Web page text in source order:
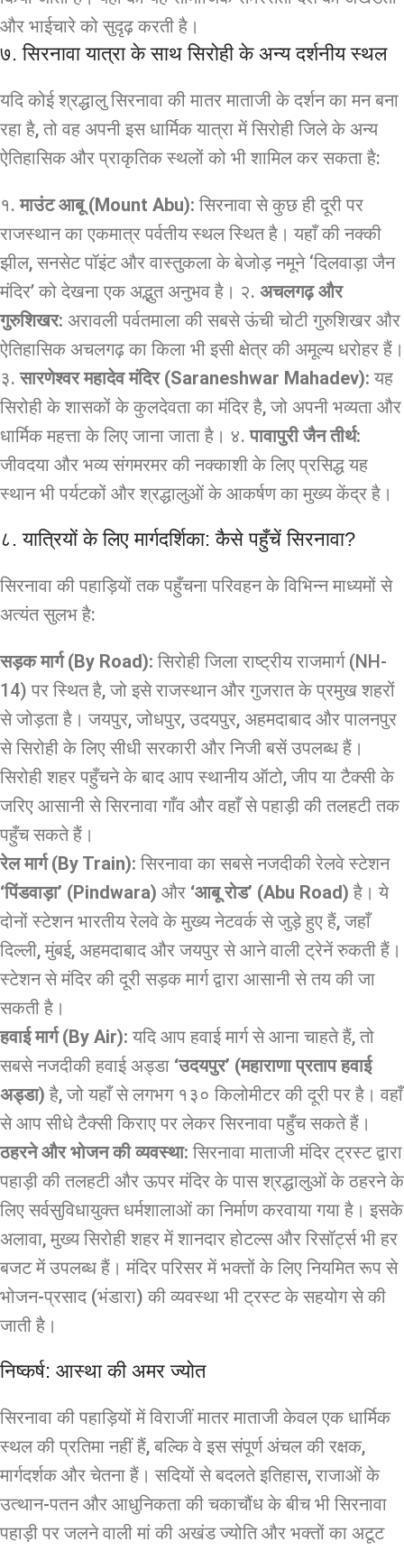
और भाईचारे को सुदृढ़ करती है।
७. सिरनावा यात्रा के साथ सिरोही के अन्य दर्शनीय स्थल
यदि कोई श्रद्धालु सिरनावा की मातर माताजी के दर्शन का मन बना
रहा है, तो वह अपनी इस धार्मिक यात्रा में सिरोही जिले के अन्य
ऐतिहासिक और प्राकृतिक स्थलों को भी शामिल कर सकता है:
१.माउंट आबू (Mount Abu): सिरनावा से कुछ ही दूरी पर
राजस्थान का एकमात्र पर्वतीय स्थल स्थित है। यहाँ की नक्की
झील, सनसेट पॉइंट और वास्तुकला के बेजोड़ नमूने ‘दिलवाड़ा जैन
मंदिर’ को देखना एक अद्भुत अनुभव है। २. अचलगढ़ और
गुरुशिखर: अरावली पर्वतमाला की सबसे ऊंची चोटी गुरुशिखर और
ऐतिहासिक अचलगढ़ का किला भी इसी क्षेत्र की अमूल्य धरोहर हैं।
३.सारणेश्वर महादेव मंदिर (Saraneshwar Mahadev): यह
सिरोही के शासकों के कुलदेवता का मंदिर है, जो अपनी भव्यता और
धार्मिक महत्ता के लिए जाना जाता है। ४.पावापुरी जैन तीर्थ:
जीवदया और भव्य संगमरमर की नक्काशी के लिए प्रसिद्ध यह
स्थान भी पर्यटकों और श्रद्धालुओं के आकर्षण का मुख्य केंद्र है।
८. यात्रियों के लिए मार्गदर्शिका: कैसे पहुँचें सिरनावा?
सिरनावा की पहाड़ियों तक पहुँचना परिवहन के विभिन्न माध्यमों से
अत्यंत सुलभ है:
सड़क मार्ग (By Road): सिरोही जिला राष्ट्रीय राजमार्ग (NH-
14) पर स्थित है, जो इसे राजस्थान और गुजरात के प्रमुख शहरों
से जोड़ता है। जयपुर, जोधपुर, उदयपुर, अहमदाबाद और पालनपुर
से सिरोही के लिए सीधी सरकारी और निजी बसें उपलब्ध हैं।
सिरोही शहर पहुँचने के बाद आप स्थानीय ऑटो, जीप या टैक्सी के
जरिए आसानी से सिरनावा गाँव और वहाँ से पहाड़ी की तलहटी तक
पहुँच सकते हैं।
रेल मार्ग (By Train): सिरनावा का सबसे नजदीकी रेलवे स्टेशन
‘पिंडवाड़ा’ (Pindwara) और ‘आबू रोड’ (Abu Road) है। ये
दोनों स्टेशन भारतीय रेलवे के मुख्य नेटवर्क से जुड़े हुए हैं, जहाँ
दिल्ली, मुंबई, अहमदाबाद और जयपुर से आने वाली ट्रेनें रुकती हैं।
स्टेशन से मंदिर की दूरी सड़क मार्ग द्वारा आसानी से तय की जा
सकती है।
हवाई मार्ग (By Air): यदि आप हवाई मार्ग से आना चाहते हैं, तो
सबसे नजदीकी हवाई अड्डा ‘उदयपुर’ (महाराणा प्रताप हवाई
अड्डा) है, जो यहाँ से लगभग १३० किलोमीटर की दूरी पर है। वहाँ
से आप सीधे टैक्सी किराए पर लेकर सिरनावा पहुँच सकते हैं।
ठहरने और भोजन की व्यवस्था: सिरनावा माताजी मंदिर ट्रस्ट द्वारा
पहाड़ी की तलहटी और ऊपर मंदिर के पास श्रद्धालुओं के ठहरने के
लिए सर्वसुविधायुक्त धर्मशालाओं का निर्माण करवाया गया है। इसके
अलावा, मुख्य सिरोही शहर में शानदार होटल्स और रिसॉर्ट्स भी हर
बजट में उपलब्ध हैं। मंदिर परिसर में भक्तों के लिए नियमित रूप से
भोजन-प्रसाद (भंडारा) की व्यवस्था भी ट्रस्ट के सहयोग से की
जाती है।
निष्कर्ष: आस्था की अमर ज्योत
सिरनावा की पहाड़ियों में विराजीं मातर माताजी केवल एक धार्मिक
स्थल की प्रतिमा नहीं हैं, बल्कि वे इस संपूर्ण अंचल की रक्षक,
मार्गदर्शक और चेतना हैं। सदियों से बदलते इतिहास, राजाओं के
उत्थान-पतन और आधुनिकता की चकाचौंध के बीच भी सिरनावा
पहाड़ी पर जलने वाली मां की अखंड ज्योति और भक्तों का अटूट